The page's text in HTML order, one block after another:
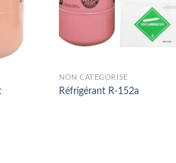
NON CATÉGORISÉ
Réfrigérant R-152a